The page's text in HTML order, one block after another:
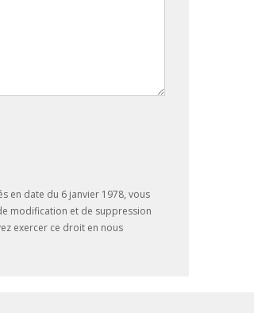
en date du 6 janvier 1978, vous
modification et de suppression
exercer ce droit en nous